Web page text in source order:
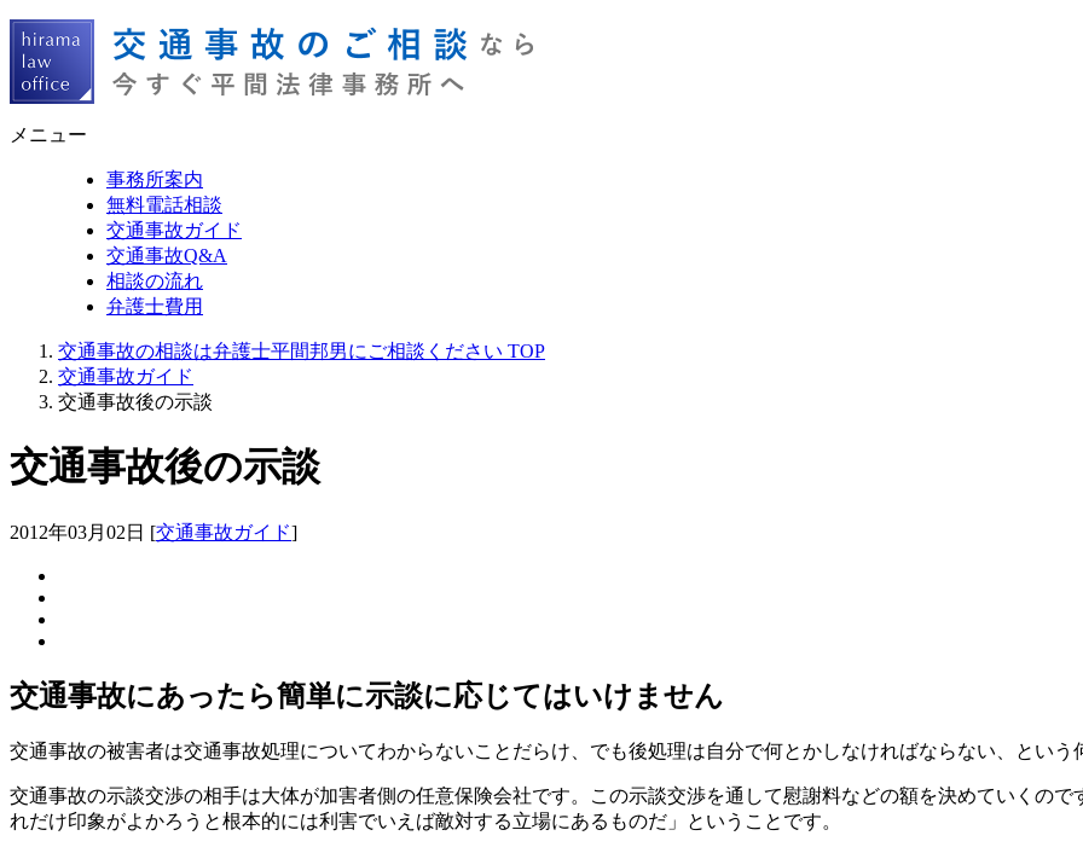
メニュー
事務所案内
無料電話相談
交通事故ガイド
交通事故Q&A
相談の流れ
弁護士費用
交通事故の相談は弁護士平間邦男にご相談ください TOP
交通事故ガイド
交通事故後の示談
交通事故後の示談
2012年03月02日 [交通事故ガイド]
交通事故にあったら簡単に示談に応じてはいけません
交通事故の被害者は交通事故処理についてわからないことだらけ、でも後処理は自分で何とかしなければならない、という
交通事故の示談交渉の相手は大体が加害者側の任意保険会社です。この示談交渉を通して慰謝料などの額を決めていくの
れだけ印象がよかろうと根本的には利害でいえば敵対する立場にあるものだ」ということです。